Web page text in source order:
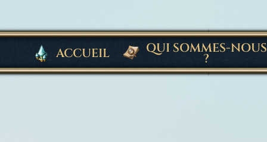
ACCUEIL QUI SOMMES-NOUS
?
LISTE DES